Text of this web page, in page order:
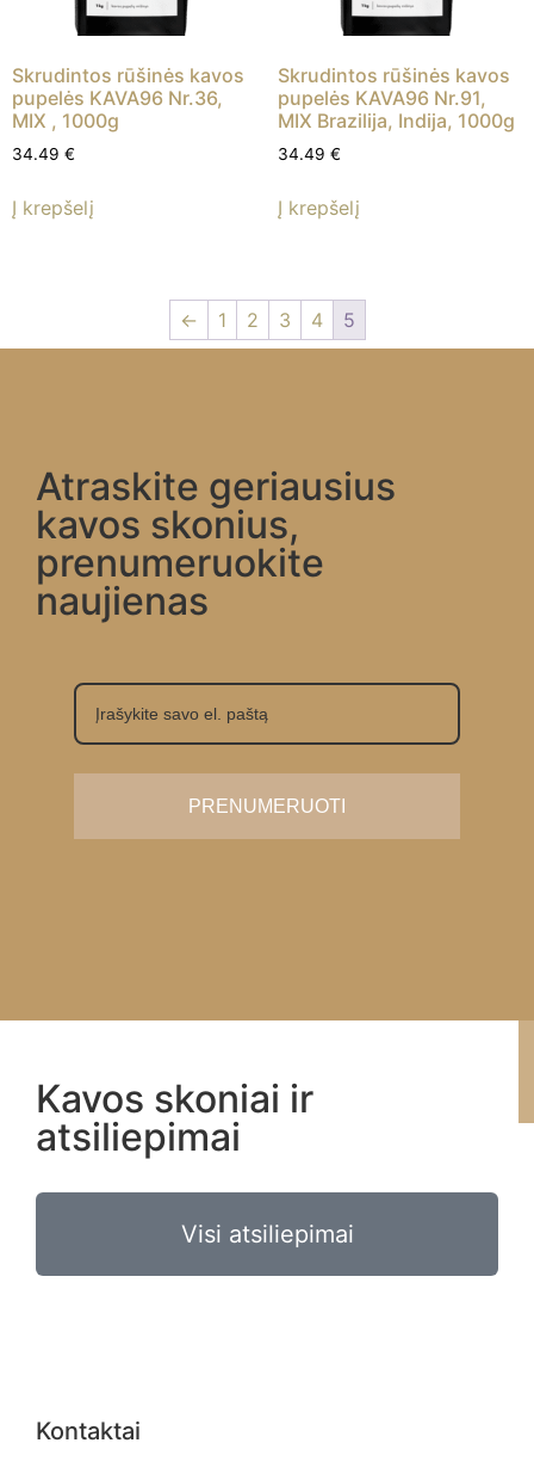
Skrudintos rūšinės kavos
pupelės KAVA96 Nr.36,
MIX , 1000g
34.49 €
Į krepšelį
Skrudintos rūšinės kavos
pupelės KAVA96 Nr.91,
MIX Brazilija, Indija, 1000g
34.49 €
Į krepšelį
← 1 2 3 4 5
Atraskite geriausius
kavos skonius,
prenumeruokite
naujienas
PRENUMERUOTI
Kavos skoniai ir
atsiliepimai
Visi atsiliepimai
Kontaktai